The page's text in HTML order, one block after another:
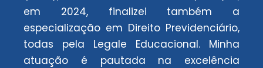
em 2024, finalizei também a
especialização em Direito Previdenciário,
todas pela Legale Educacional. Minha
atuação é pautada na excelência